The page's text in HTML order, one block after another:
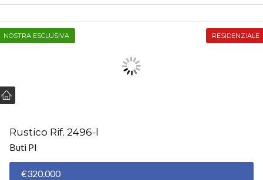
NOSTRA ESCLUSIVA RESIDENZIALE
Rustico Rif. 2496-l
Buti PI
€320.000